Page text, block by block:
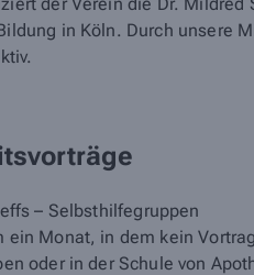
der Verein die Dr. Mildred
in Köln. Durch unsere
– Selbsthilfegruppen
ein Monat, in dem kein
oder in der Schule von